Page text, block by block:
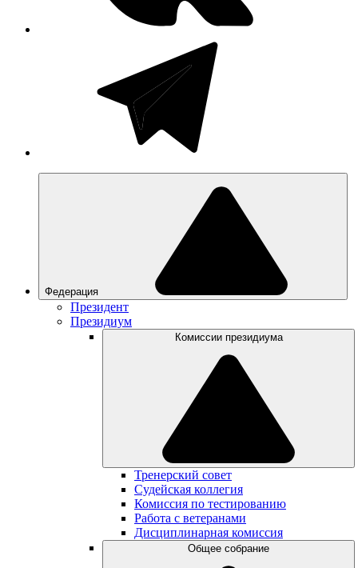
Федерация
Президент
Президиум
Комиссии президиума
Тренерский совет
Судейская коллегия
Комиссия по тестированию
Работа с ветеранами
Дисциплинарная комиссия
Общее собрание